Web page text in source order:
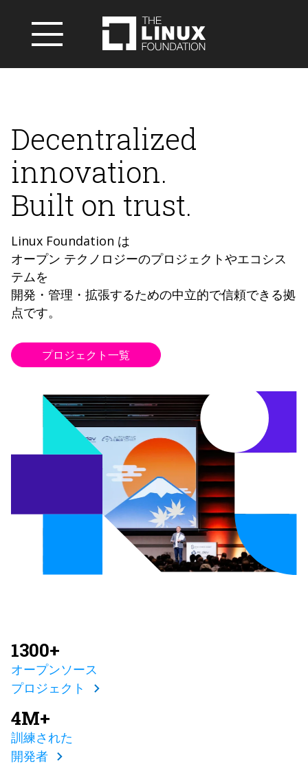
Decentralized
innovation.
Built on trust.
Linux Foundation は
オープン テクノロジーのプロジェクトやエコシス
テムを
開発・管理・拡張するための中立的で信頼できる拠
点です。
プロジェクト一覧
1300+
オープンソース
プロジェクト
4M+
訓練された
開発者